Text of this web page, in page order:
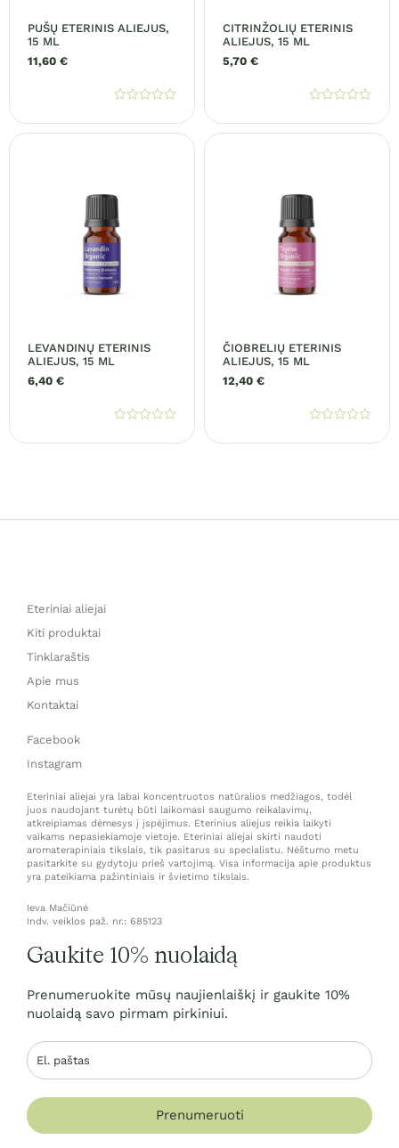
PUŠŲ ETERINIS ALIEJUS,
15 ML
11,60 €
0
iš
CITRINŽOLIŲ ETERINIS
ALIEJUS, 15 ML
5,70 €
0
iš
LEVANDINŲ ETERINIS
ALIEJUS, 15 ML
6,40 €
0
ČIOBRELIŲ ETERINIS
ALIEJUS, 15 ML
12,40 €
0
Eteriniai aliejai
Kiti produktai
Tinklaraštis
Apie mus
Kontaktai
Facebook
Instagram
Eteriniai aliejai yra labai koncentruotos natūralios medžiagos, todėl
juos naudojant turėtų būti laikomasi saugumo reikalavimų,
atkreipiamas dėmesys į įspėjimus. Eterinius aliejus reikia laikyti
vaikams nepasiekiamoje vietoje. Eteriniai aliejai skirti naudoti
aromaterapiniais tikslais, tik pasitarus su specialistu. Nėštumo metu
pasitarkite su gydytoju prieš vartojimą. Visa informacija apie produktus
yra pateikiama pažintiniais ir švietimo tikslais.
Ieva Mačiūnė
Indv. veiklos paž. nr.: 685123
Gaukite 10% nuolaidą
Prenumeruokite mūsų naujienlaiškį ir gaukite 10%
nuolaidą savo pirmam pirkiniui.
Prenumeruoti